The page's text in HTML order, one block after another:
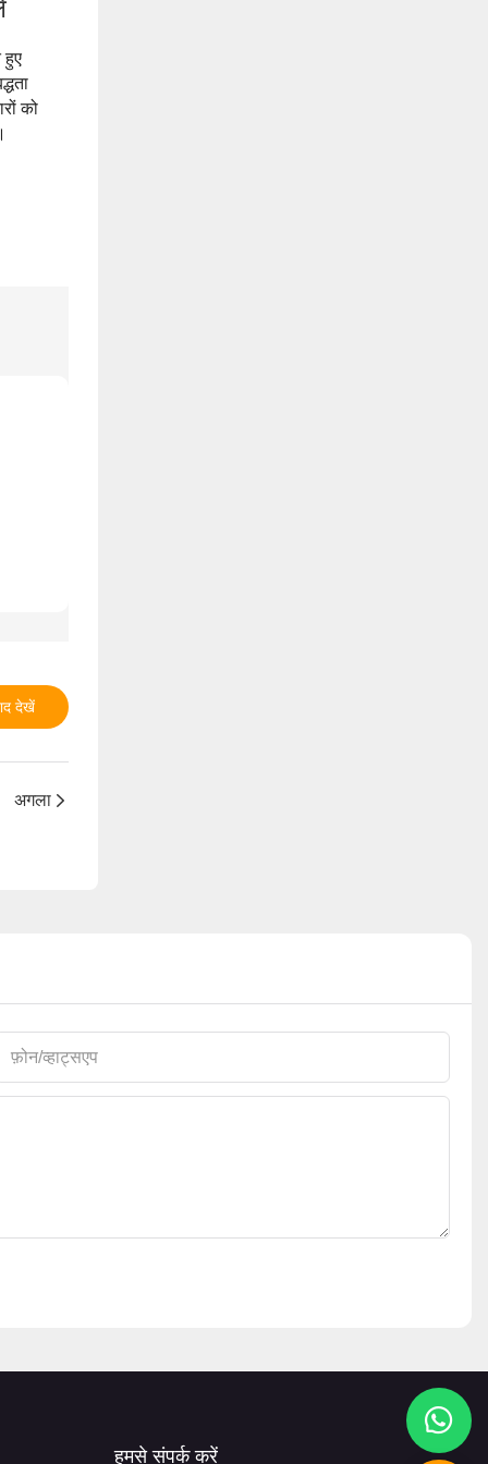
हुए
को
देखें
अगला
फ़ोन/व्हाट्सएप
हमसे संपर्क करें